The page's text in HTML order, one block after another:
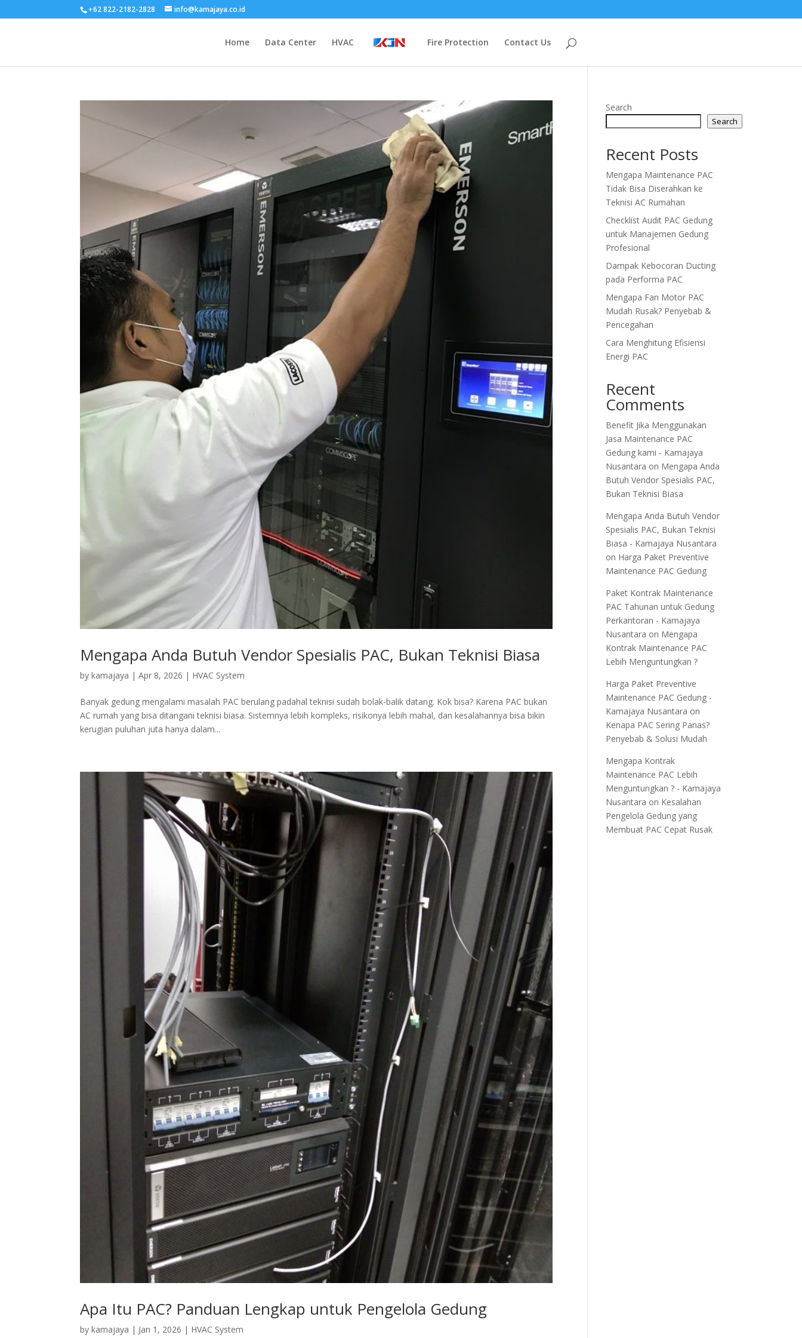
+62 822-2182-2828 info@kamajaya.co.id
Home Data Center HVAC Fire Protection Contact Us
Mengapa Anda Butuh Vendor Spesialis PAC, Bukan Teknisi Biasa
bykamajaya |Apr 8, 2026 | HVAC System
Banyak gedung mengalami masalah PAC berulang padahal teknisi sudah bolak-balik datang. Kok bisa? Karena PAC bukan
AC rumah yang bisa ditangani teknisi biasa. Sistemnya lebih kompleks, risikonya lebih mahal, dan kesalahannya bisa bikin
kerugian puluhan juta hanya dalam...
Apa Itu PAC? Panduan Lengkap untuk Pengelola Gedung
bykamajaya | Jan 1, 2026 | HVAC System
Search
Search
Recent Posts
Mengapa Maintenance PAC
Tidak Bisa Diserahkan ke
Teknisi AC Rumahan
Checklist Audit PAC Gedung
untuk Manajemen Gedung
Profesional
Dampak Kebocoran Ducting
pada Performa PAC
Mengapa Fan Motor PAC
Mudah Rusak? Penyebab &
Pencegahan
Cara Menghitung Efisiensi
Energi PAC
Recent
Comments
Benefit Jika Menggunakan
Jasa Maintenance PAC
Gedung kami - Kamajaya
Nusantara on Mengapa Anda
Butuh Vendor Spesialis PAC,
Bukan Teknisi Biasa
Mengapa Anda Butuh Vendor
Spesialis PAC, Bukan Teknisi
Biasa - Kamajaya Nusantara
on Harga Paket Preventive
Maintenance PAC Gedung
Paket Kontrak Maintenance
PAC Tahunan untuk Gedung
Perkantoran - Kamajaya
Nusantara on Mengapa
Kontrak Maintenance PAC
Lebih Menguntungkan ?
Harga Paket Preventive
Maintenance PAC Gedung -
Kamajaya Nusantara on
Kenapa PAC Sering Panas?
Penyebab & Solusi Mudah
Mengapa Kontrak
Maintenance PAC Lebih
Menguntungkan ? - Kamajaya
Nusantara on Kesalahan
Pengelola Gedung yang
Membuat PAC Cepat Rusak